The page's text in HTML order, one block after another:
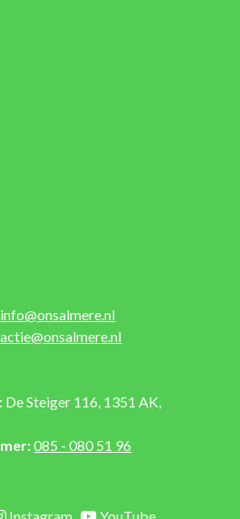
info@onsalmere.nl
Steiger 116, 1351 AK,
085 - 080 51 96
Instagram YouTube